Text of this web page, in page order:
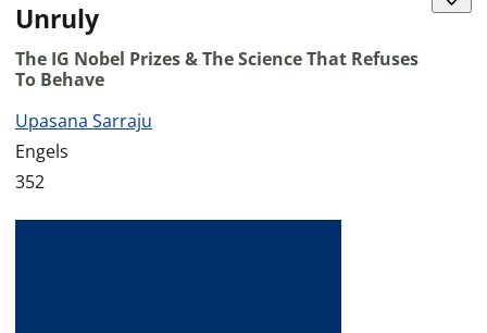
Unruly
The IG Nobel Prizes & The Science That Refuses
To Behave
Upasana Sarraju
Engels
352